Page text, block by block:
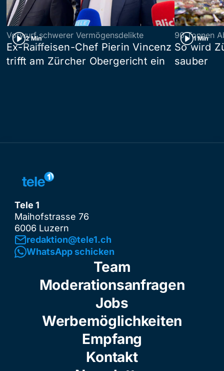
2 Min
Vorwurf schwerer Vermögensdelikte
Ex-Raiffeisen-Chef Pierin Vincenz
trifft am Zürcher Obergericht ein
1 Min
90 Tonnen
So wird
sauber
Tele 1
Maihofstrasse 76
6006 Luzern
redaktion@tele1.ch
WhatsApp schicken
Team
Moderationsanfragen
Jobs
Werbemöglichkeiten
Empfang
Kontakt